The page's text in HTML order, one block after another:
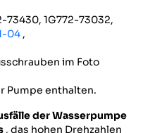
1G772-73032,
04 ,
im Foto
Pumpe enthalten.
der Wasserpumpe
, das hohen Drehzahlen